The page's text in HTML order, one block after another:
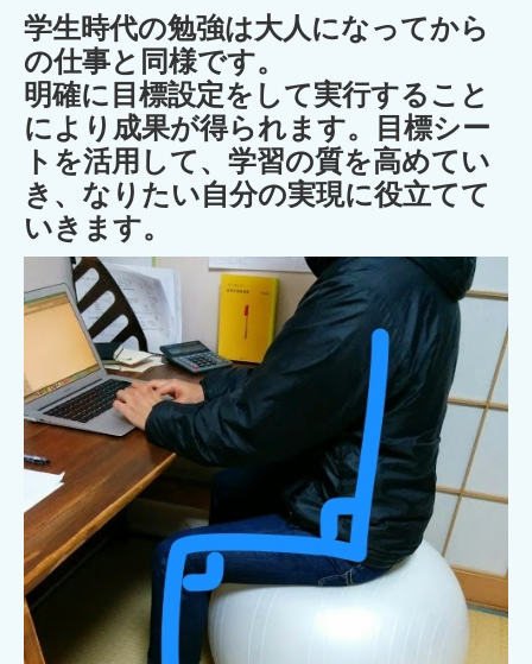
学生時代の勉強は大人になってから
の仕事と同様です。
明確に目標設定をして実行すること
により成果が得られます。目標シー
トを活用して、学習の質を高めてい
き、なりたい自分の実現に役立てて
いきます。